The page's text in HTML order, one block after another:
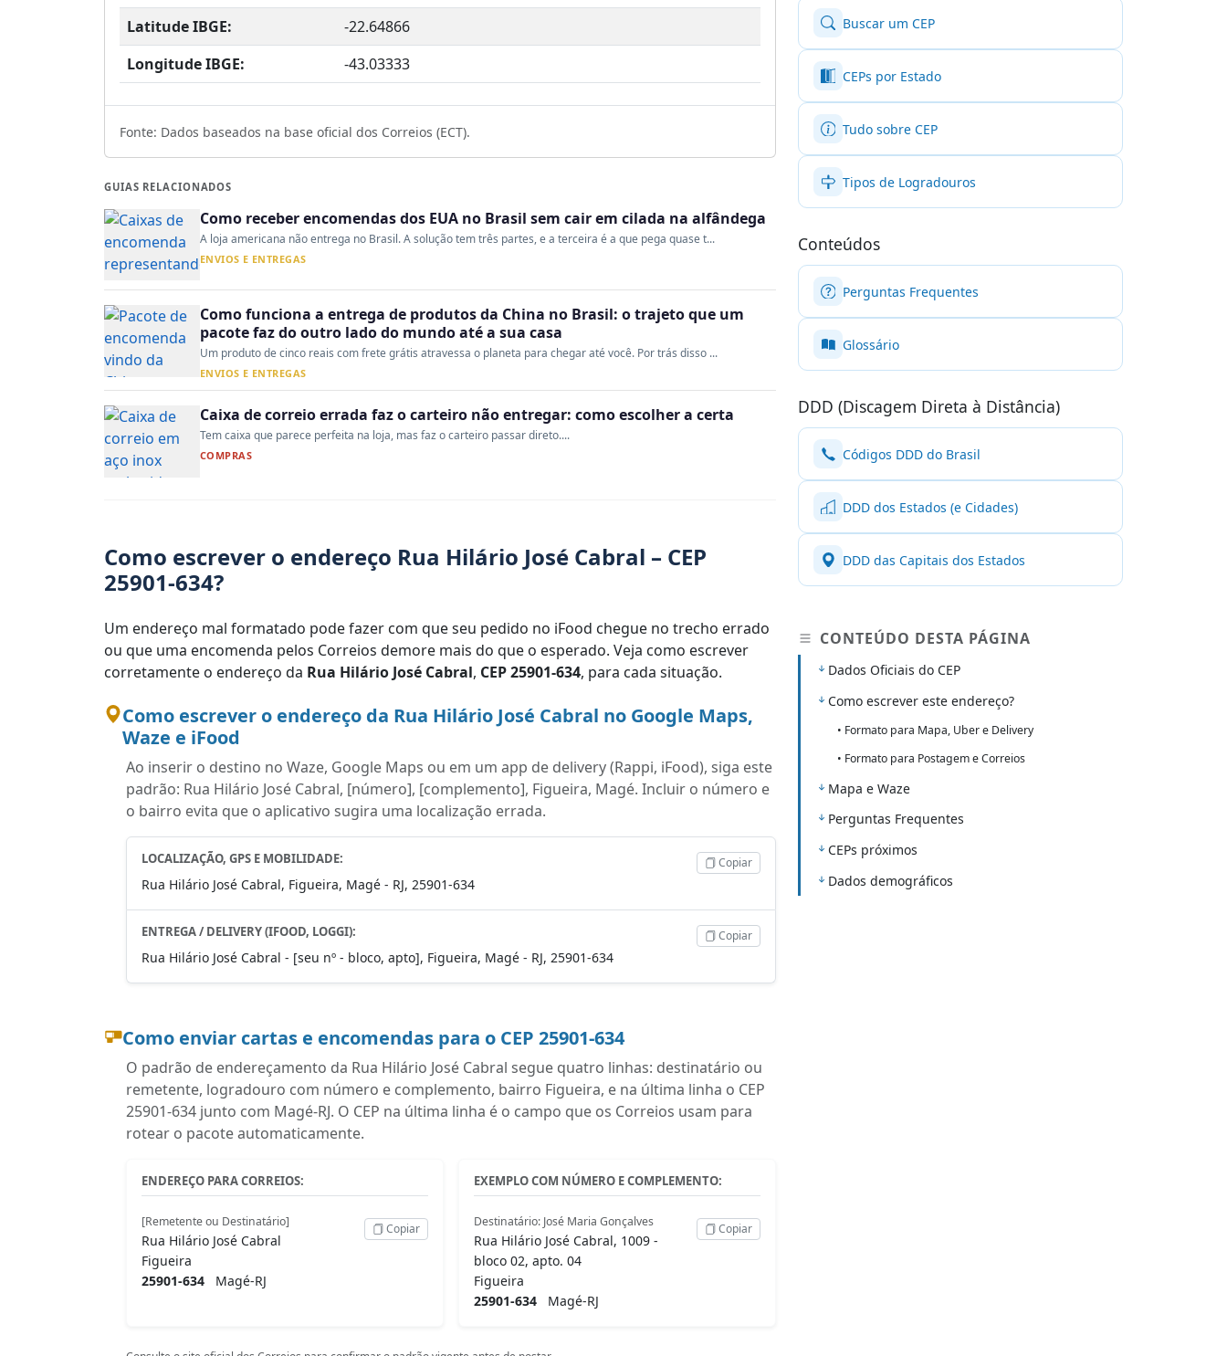
Latitude IBGE:
-22.64866
Longitude IBGE:
-43.03333
Fonte: Dados baseados na base oficial dos Correios (ECT).
GUIAS RELACIONADOS
Como receber encomendas dos EUA no Brasil sem cair em cilada na alfândega
A loja americana não entrega no Brasil. A solução tem três partes, e a terceira é a que pega quase t...
ENVIOS E ENTREGAS
Como funciona a entrega de produtos da China no Brasil: o trajeto que um
pacote faz do outro lado do mundo até a sua casa
Um produto de cinco reais com frete grátis atravessa o planeta para chegar até você. Por trás disso ...
ENVIOS E ENTREGAS
Caixa de correio errada faz o carteiro não entregar: como escolher a certa
Tem caixa que parece perfeita na loja, mas faz o carteiro passar direto....
COMPRAS
Como escrever o endereço Rua Hilário José Cabral – CEP
25901-634?
Um endereço mal formatado pode fazer com que seu pedido no iFood chegue no trecho errado
ou que uma encomenda pelos Correios demore mais do que o esperado. Veja como escrever
corretamente o endereço da Rua Hilário José Cabral, CEP 25901-634, para cada situação.
Como escrever o endereço da Rua Hilário José Cabral no Google Maps,
Waze e iFood
Ao inserir o destino no Waze, Google Maps ou em um app de delivery (Rappi, iFood), siga este
padrão: Rua Hilário José Cabral, [número], [complemento], Figueira, Magé. Incluir o número e
o bairro evita que o aplicativo sugira uma localização errada.
LOCALIZAÇÃO, GPS E MOBILIDADE:
Rua Hilário José Cabral, Figueira, Magé - RJ, 25901-634
Copiar
ENTREGA / DELIVERY (IFOOD, LOGGI):
Rua Hilário José Cabral - [seu nº - bloco, apto], Figueira, Magé - RJ, 25901-634
Copiar
Como enviar cartas e encomendas para o CEP 25901-634
O padrão de endereçamento da Rua Hilário José Cabral segue quatro linhas: destinatário ou
remetente, logradouro com número e complemento, bairro Figueira, e na última linha o CEP
25901-634 junto com Magé-RJ. O CEP na última linha é o campo que os Correios usam para
rotear o pacote automaticamente.
ENDEREÇO PARA CORREIOS:
[Remetente ou Destinatário]
Rua Hilário José Cabral
Figueira
25901-634 Magé-RJ
Copiar
EXEMPLO COM NÚMERO E COMPLEMENTO:
Destinatário: José Maria Gonçalves
Rua Hilário José Cabral, 1009 -
bloco 02, apto. 04
Figueira
25901-634 Magé-RJ
Copiar
Buscar um CEP
CEPs por Estado
Tudo sobre CEP
Tipos de Logradouros
Conteúdos
Perguntas Frequentes
Glossário
DDD (Discagem Direta à Distância)
Códigos DDD do Brasil
DDD dos Estados (e Cidades)
DDD das Capitais dos Estados
CONTEÚDO DESTA PÁGINA
Dados Oficiais do CEP
Como escrever este endereço?
• Formato para Mapa, Uber e Delivery
• Formato para Postagem e Correios
Mapa e Waze
Perguntas Frequentes
CEPs próximos
Dados demográficos